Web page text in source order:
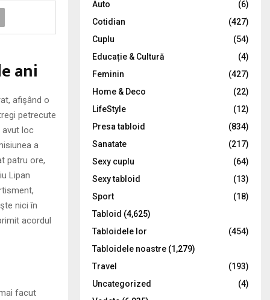
ani
afişând o
petrecute
avut loc
a
patru ore,
Lipan
nici în
acordul
facut
:
C
Auto
(6)
Cotidian
(427)
Cuplu
(54)
Educație & Cultură
(4)
Feminin
(427)
Home & Deco
(22)
LifeStyle
(12)
Presa tabloid
(834)
Sanatate
(217)
Sexy cuplu
(64)
Sexy tabloid
(13)
Sport
(18)
Tabloid (4,625)
Tabloidele lor
(454)
Tabloidele noastre (1,279)
Travel
(193)
Uncategorized
(4)